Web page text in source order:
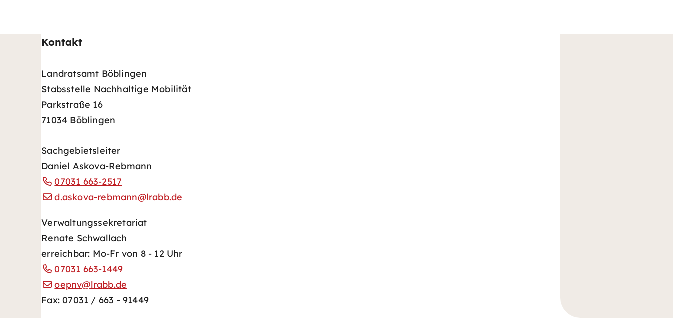
Kontakt
Landratsamt Böblingen
Stabsstelle Nachhaltige Mobilität
Parkstraße 16
71034 Böblingen
Sachgebietsleiter
Daniel Askova-Rebmann
07031 663-2517
d.askova-rebmann@lrabb.de
Verwaltungssekretariat
Renate Schwallach
erreichbar: Mo-Fr von 8 - 12 Uhr
07031 663-1449
oepnv@lrabb.de
Fax: 07031 / 663 - 91449